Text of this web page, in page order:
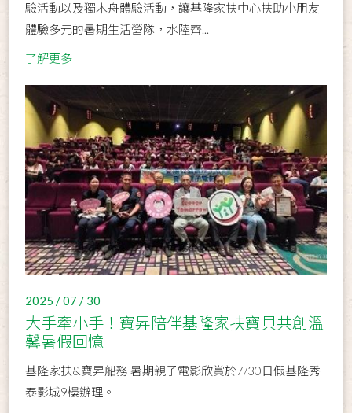
驗活動以及獨木舟體驗活動，讓基隆家扶中心扶助小朋友
體驗多元的暑期生活營隊，水陸齊...
了解更多
2025 / 07 / 30
大手牽小手！寶昇陪伴基隆家扶寶貝共創溫
馨暑假回憶
基隆家扶&寶昇船務 暑期親子電影欣賞於7/30日假基隆秀
泰影城9樓辦理。